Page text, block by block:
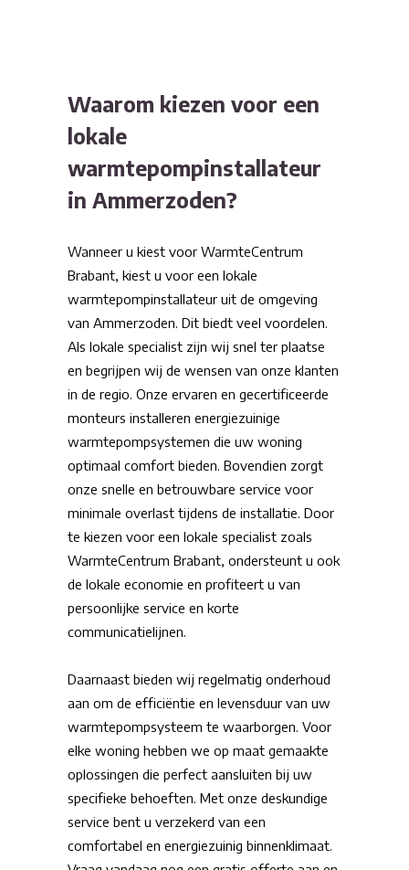
Waarom kiezen voor een
lokale
warmtepompinstallateur
in Ammerzoden?
Wanneer u kiest voor WarmteCentrum
Brabant, kiest u voor een lokale
warmtepompinstallateur uit de omgeving
van Ammerzoden. Dit biedt veel voordelen.
Als lokale specialist zijn wij snel ter plaatse
en begrijpen wij de wensen van onze klanten
in de regio. Onze ervaren en gecertificeerde
monteurs installeren energiezuinige
warmtepompsystemen die uw woning
optimaal comfort bieden. Bovendien zorgt
onze snelle en betrouwbare service voor
minimale overlast tijdens de installatie. Door
te kiezen voor een lokale specialist zoals
WarmteCentrum Brabant, ondersteunt u ook
de lokale economie en profiteert u van
persoonlijke service en korte
communicatielijnen.
Daarnaast bieden wij regelmatig onderhoud
aan om de efficiëntie en levensduur van uw
warmtepompsysteem te waarborgen. Voor
elke woning hebben we op maat gemaakte
oplossingen die perfect aansluiten bij uw
specifieke behoeften. Met onze deskundige
service bent u verzekerd van een
comfortabel en energiezuinig binnenklimaat.